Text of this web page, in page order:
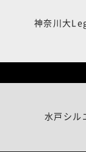
神奈川大
水戸シル